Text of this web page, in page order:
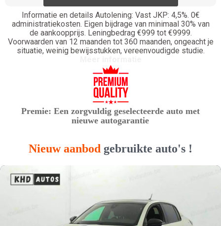
Informatie en details Autolening: Vast JKP: 4,5%. 0€
administratiekosten. Eigen bijdrage van minimaal 30% van
de aankoopprijs. Leningbedrag €999 tot €9999.
Voorwaarden van 12 maanden tot 360 maanden, ongeacht je
situatie, weinig bewijsstukken, vereenvoudigde studie.
Premie: Een zorgvuldig geselecteerde auto met
nieuwe autogarantie
Nieuw aanbod gebruikte auto's !